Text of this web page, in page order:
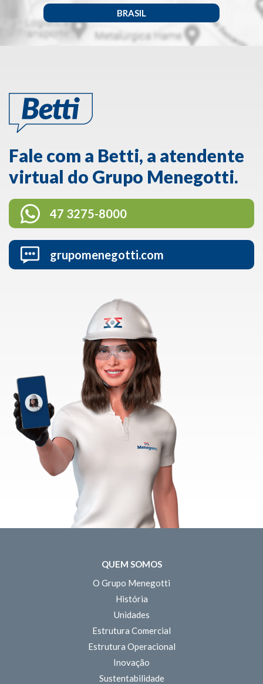
BRASIL
Fale com a Betti, a atendente
virtual do Grupo Menegotti.
47 3275-8000
grupomenegotti.com
QUEM SOMOS
O Grupo Menegotti
História
Unidades
Estrutura Comercial
Estrutura Operacional
Inovação
Sustentabilidade